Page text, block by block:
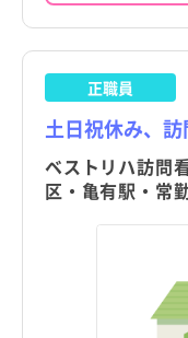
正職員
土日祝休み、
ベストリハ訪問
区・亀有駅・常勤